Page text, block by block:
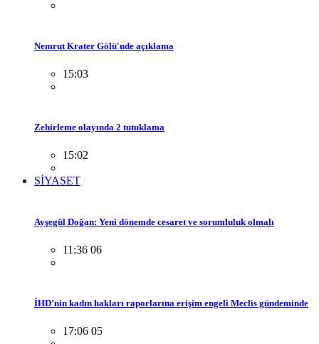
Nemrut Krater Gölü'nde açıklama
15:03
Zehirleme olayında 2 tutuklama
15:02
SİYASET
Ayşegül Doğan: Yeni dönemde cesaret ve sorumluluk olmalı
11:36 06
İHD’nin kadın hakları raporlarına erişim engeli Meclis gündeminde
17:06 05